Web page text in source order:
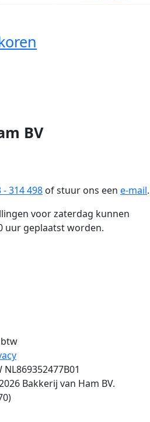
BV
- 314 498 of stuur ons een e-mail.
voor zaterdag kunnen
uur geplaatst worden.
NL869352477B01
Bakkerij van Ham BV.